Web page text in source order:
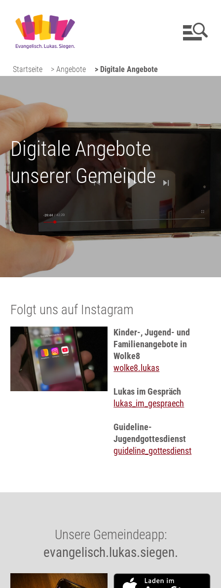
Startseite > Angebote > Digitale Angebote
Digitale Angebote
unserer Gemeinde
Folgt uns auf Instagram
Kinder-, Jugend- und
Familienangebote in
Wolke8
wolke8.lukas
Lukas im Gespräch
lukas_im_gespraech
Guideline-
Jugendgottesdienst
guideline_gottesdienst
Unsere Gemeindeapp:
evangelisch.lukas.siegen.